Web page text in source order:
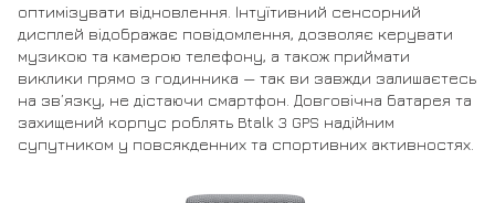
оптимізувати відновлення. Інтуїтивний сенсорний
дисплей відображає повідомлення, дозволяє керувати
музикою та камерою телефону, а також приймати
виклики прямо з годинника — так ви завжди залишаєтесь
на зв’язку, не дістаючи смартфон. Довговічна батарея та
захищений корпус роблять Btalk 3 GPS надійним
супутником у повсякденних та спортивних активностях.